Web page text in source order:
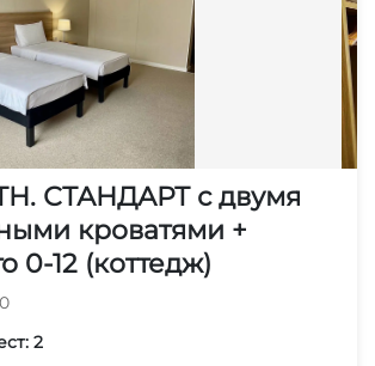
СТАНДАРТ с двумя
кроватями +
0-12 (коттедж)
0
2